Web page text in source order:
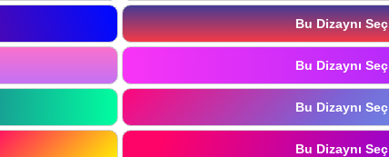
Bu Dizaynı Seç
Bu Dizaynı Seç
Bu Dizaynı Seç
Bu Dizaynı Seç